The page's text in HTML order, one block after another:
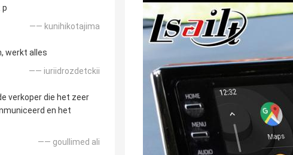
p
—— kunihikotajima
werkt alles
—— iuriidrozdetckii
verkoper die het zeer
en het
—— goullimed ali